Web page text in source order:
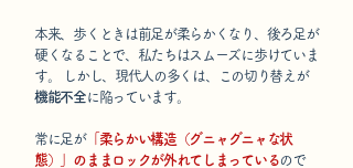
本来、歩くときは前足が柔らかくなり、後ろ足が
硬くなることで、私たちはスムーズに歩けていま
す。
しかし、現代人の多くは、この切り替えが
機能不全に陥っています。
常に足が「柔らかい構造（グニャグニャな状
態）」のままロックが外れてしまっているので